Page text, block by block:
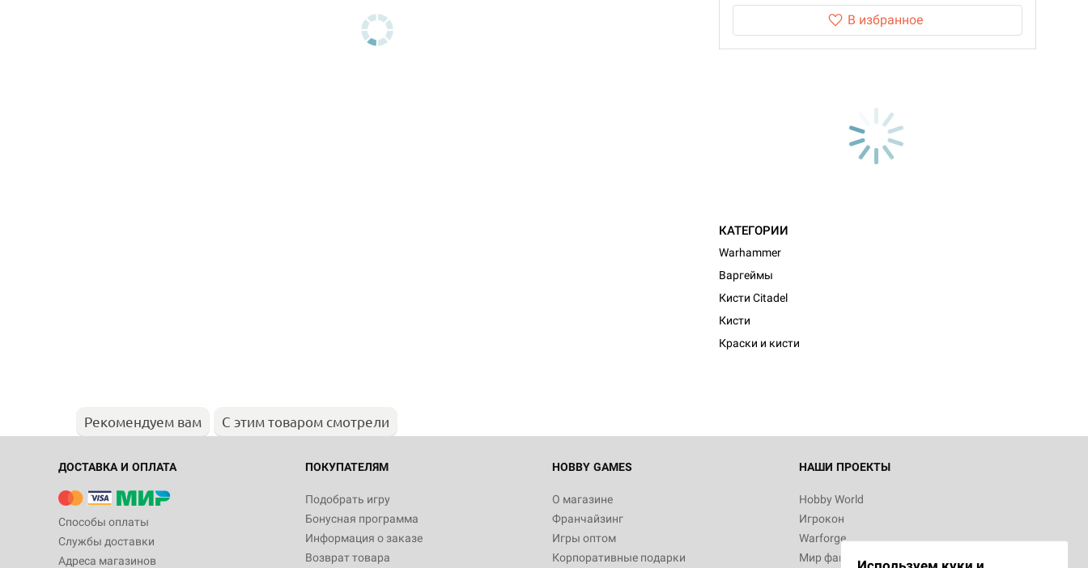
В избранное
КАТЕГОРИИ
Warhammer
Варгеймы
Кисти Citadel
Кисти
Краски и кисти
Рекомендуем вам С этим товаром смотрели
ДОСТАВКА И ОПЛАТА
Способы оплаты
Службы доставки
Адреса магазинов
ПОКУПАТЕЛЯМ
Подобрать игру
Бонусная программа
Информация о заказе
Возврат товара
HOBBY GAMES
О магазине
Франчайзинг
Игры оптом
Корпоративные подарки
НАШИ ПРОЕКТЫ
Hobby World
Игрокон
Warforge
Мир фантастики